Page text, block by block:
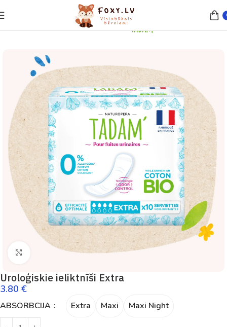
Sākums Sieviešu produkti
Palielināt
Uroloģiskie ieliktnīši Extra
3.80 €
ABSORBCIJA Extra Maxi Maxi Night